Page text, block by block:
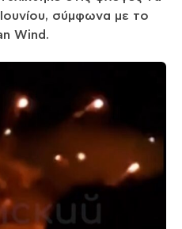
σύμφωνα με το
Wind.